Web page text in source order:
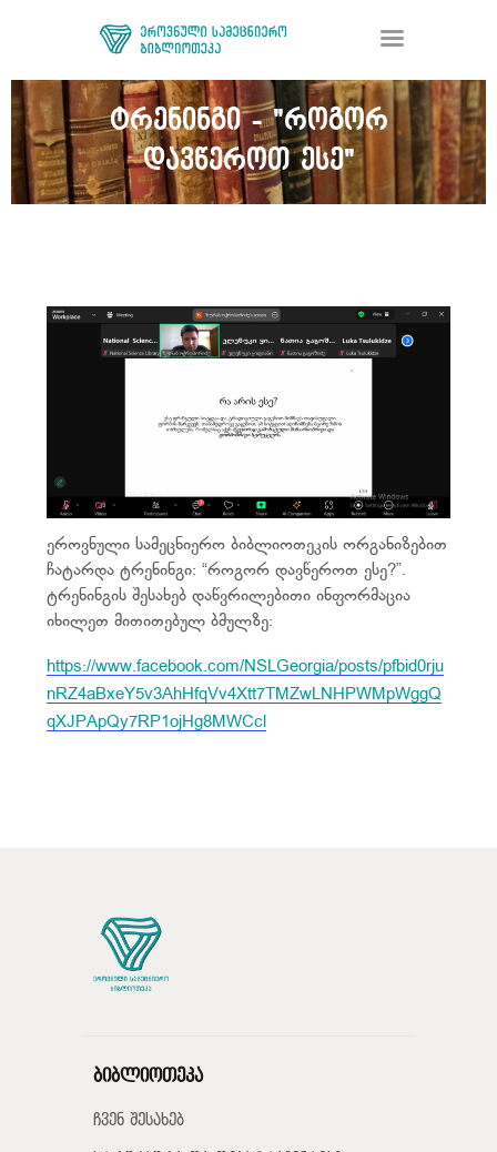
ტრენინგი - "როგორ
დავწეროთ ესე"
ᲑᲘᲑᲚᲘᲝᲗᲔᲙᲐ
ᲛᲝᲛᲡᲐᲮᲣᲠᲔᲑᲐ
ᲓᲝᲜᲐᲪᲘᲐ
ᲙᲝᲜᲢᲐᲥᲢᲘ
ეროვნული სამეცნიერო ბიბლიოთეკის ორგანიზებით
ჩატარდა ტრენინგი: “როგორ დავწეროთ ესე?”.
ტრენინგის შესახებ დაწვრილებითი ინფორმაცია
იხილეთ მითითებულ ბმულზე:
https://www.facebook.com/NSLGeorgia/posts/pfbid0rju
nRZ4aBxeY5v3AhHfqVv4Xtt7TMZwLNHPWMpWggQ
qXJPApQy7RP1ojHg8MWCcl
ბიბლიოთეკა
ჩვენ შესახებ